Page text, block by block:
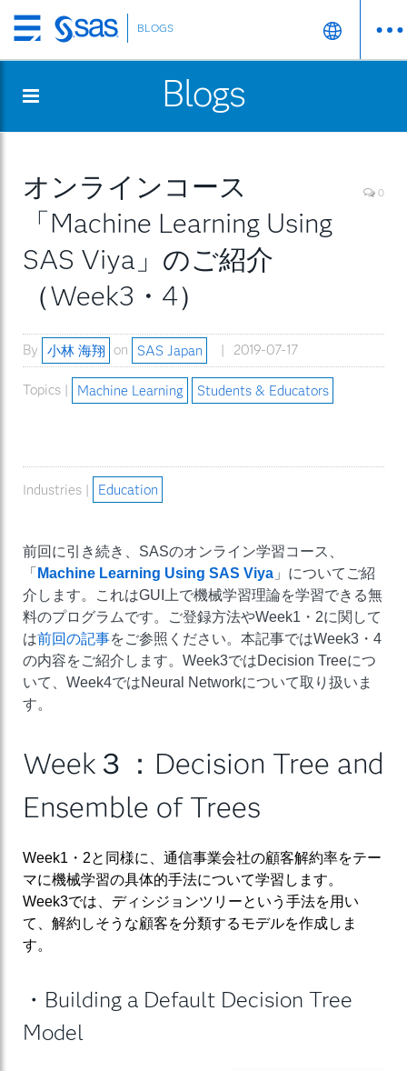
Skip
to
content
BLOGS
Blogs
オンラインコース
「Machine Learning Using
SAS Viya」のご紹介
（Week3・4）
0
By 小林 海翔 on SAS Japan 2019-07-17
Topics | Machine Learning Students & Educators
Industries | Education
前回に引き続き、SASのオンライン学習コース、
「 Machine Learning Using SAS Viya 」についてご紹
介します。これはGUI上で機械学習理論を学習できる無
料のプログラムです。ご登録方法やWeek1・2に関して
は前回の記事をご参照ください。本記事ではWeek3・4
の内容をご紹介します。Week3ではDecision Treeにつ
いて、Week4ではNeural Networkについて取り扱いま
す。
Week３：Decision Tree and
Ensemble of Trees
Week1・2と同様に、通信事業会社の顧客解約率をテー
マに機械学習の具体的手法について学習します。
Week3では、ディシジョンツリーという手法を用い
て、解約しそうな顧客を分類するモデルを作成しま
す。
・Building a Default Decision Tree
Model